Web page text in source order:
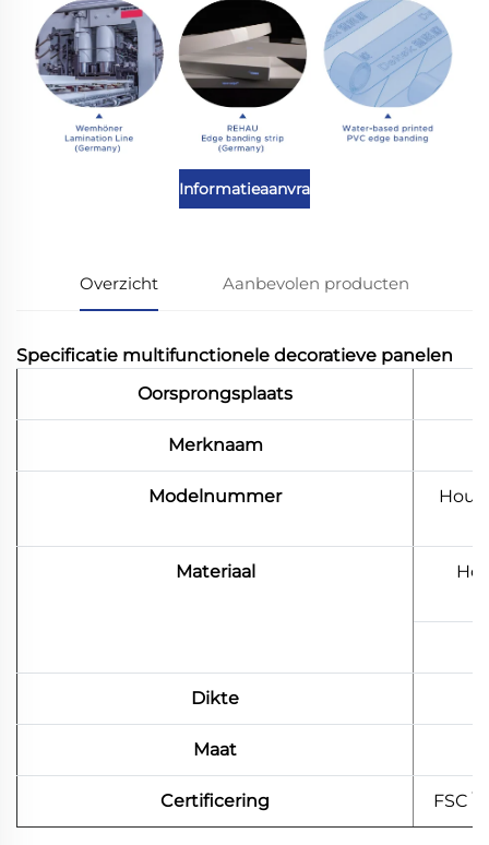
Informatieaanvraag
Overzicht Aanbevolen producten
Specificatie multifunctionele decoratieve panelen
Oorsprongsplaats
Merknaam
Modelnummer
Materiaal
Dikte
Maat
Certificering FSC \